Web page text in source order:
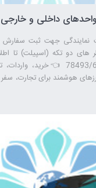
نمایندگی جهت ثبت سفارش
دو تکه (اسپیلت) تا
تاریخ: 27/3/1397 شماره: 78493/60
هوشمند برای تجارت،